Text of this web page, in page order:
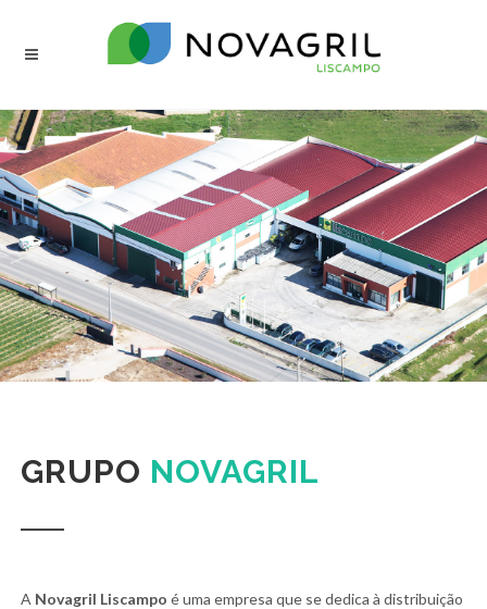
GRUPO NOVAGRIL
A Novagril Liscampo é uma empresa que se dedica à distribuição